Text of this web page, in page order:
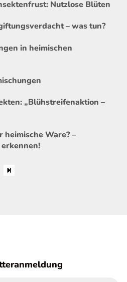
Nutzlose Blüten
– was tun?
in heimischen
„Blühstreifenaktion –
heimische Ware? –